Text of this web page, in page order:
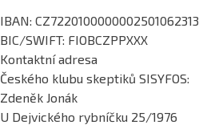
IBAN: CZ7220100000002501062313
BIC/SWIFT: FIOBCZPPXXX
Kontaktní adresa
Českého klubu skeptiků SISYFOS:
Zdeněk Jonák
U Dejvického rybníčku 25/1976